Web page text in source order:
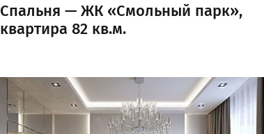
Спальня — ЖК «Смольный парк»,
квартира 82 кв.м.